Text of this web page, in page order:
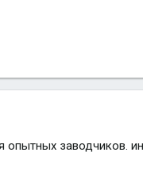
заводчиков.